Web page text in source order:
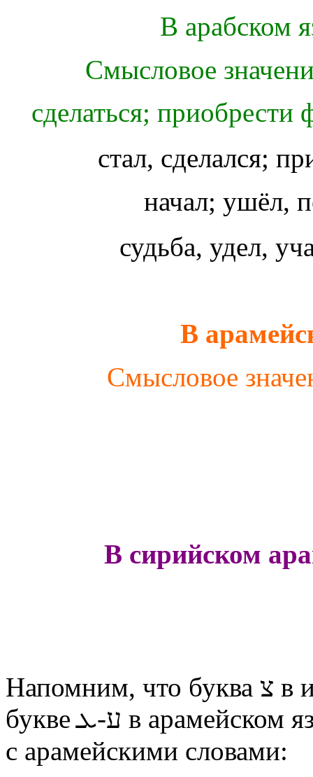
В арабском
Смысловое
сделаться;
стал, сделался;
начал; ушёл,
судьба, удел,
В
Смысловое
В сирийском
Напомним, что буква צ в иврите может соответствовать
букве ע-ܥ в арамейском языке. Сравните ивритское слово
с арамейскими словами: